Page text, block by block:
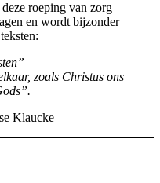
roeping van zorg
en wordt bijzonder
zoals Christus ons
Klaucke